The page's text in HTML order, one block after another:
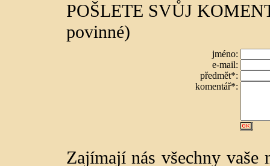
POŠLETE SVŮJ
povinné)
jméno:
e-mail:
předmět*:
komentář*:
Zajímají nás všechny vaše